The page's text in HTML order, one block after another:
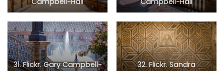
31. Flickr. Gary Campbell-
32. Flickr. Sandra